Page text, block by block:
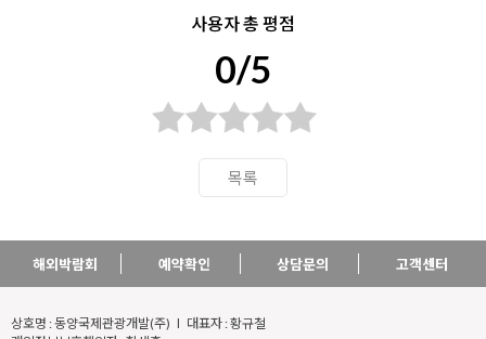
사용자 총 평점
0/5
목록
해외박람회 예약확인 상담문의 고객센터
상호명 : 동양국제관광개발(주) l 대표자 : 황규철